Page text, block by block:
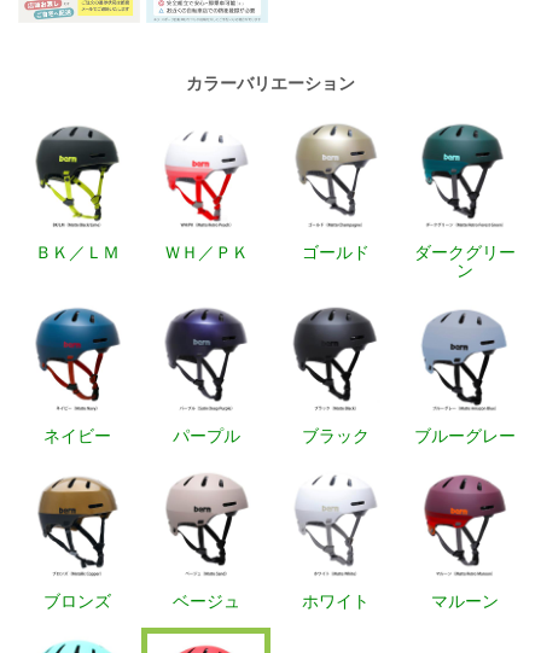
カラーバリエーション
ＢＫ／ＬＭ ＷＨ／ＰＫ ゴールド
ダークグリー
ン
ネイビー パープル ブラック ブルーグレー
ブロンズ ベージュ ホワイト マルーン